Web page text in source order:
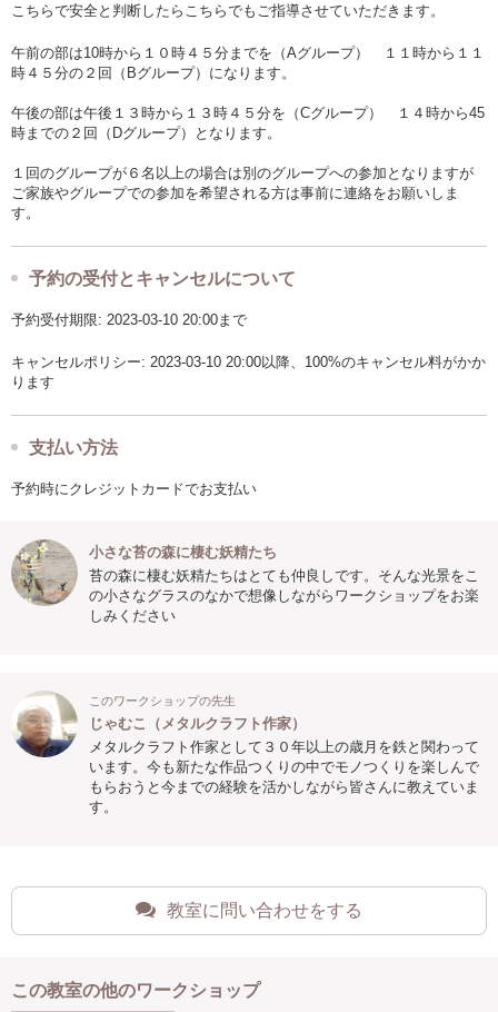
こちらで安全と判断したらこちらでもご指導させていただきます。
午前の部は10時から１０時４５分までを（Aグループ） １１時から１１
時４５分の２回（Bグループ）になります。
午後の部は午後１３時から１３時４５分を（Cグループ） １４時から45
時までの２回（Dグループ）となります。
１回のグループが６名以上の場合は別のグループへの参加となりますが
ご家族やグループでの参加を希望される方は事前に連絡をお願いしま
す。
予約の受付とキャンセルについて
予約受付期限: 2023-03-10 20:00まで
キャンセルポリシー: 2023-03-10 20:00以降、100%のキャンセル料がかか
ります
支払い方法
予約時にクレジットカードでお支払い
小さな苔の森に棲む妖精たち
苔の森に棲む妖精たちはとても仲良しです。そんな光景をこ
の小さなグラスのなかで想像しながらワークショップをお楽
しみください
このワークショップの先生
じゃむこ（メタルクラフト作家）
メタルクラフト作家として３０年以上の歳月を鉄と関わって
います。今も新たな作品つくりの中でモノつくりを楽しんで
もらおうと今までの経験を活かしながら皆さんに教えていま
す。
教室に問い合わせをする
この教室の他のワークショップ